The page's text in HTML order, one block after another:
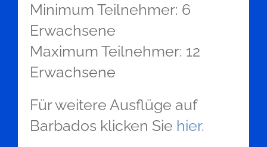
Minimum Teilnehmer: 6
Erwachsene
Maximum Teilnehmer: 12
Erwachsene
Für weitere Ausflüge auf
Barbados klicken Sie hier.